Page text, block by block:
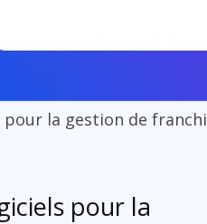
pour la gestion de
pour la